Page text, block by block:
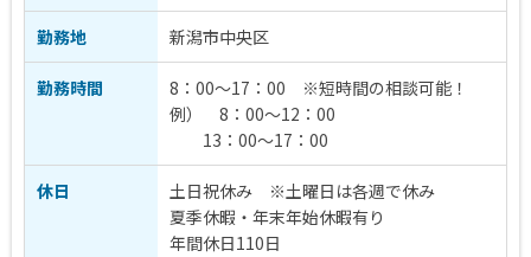
勤務地 新潟市中央区
勤務時間
8：00～17：00 ※短時間の相談可能！
例） 8：00～12：00
13：00～17：00
休日
土日祝休み ※土曜日は各週で休み
夏季休暇・年末年始休暇有り
年間休日110日